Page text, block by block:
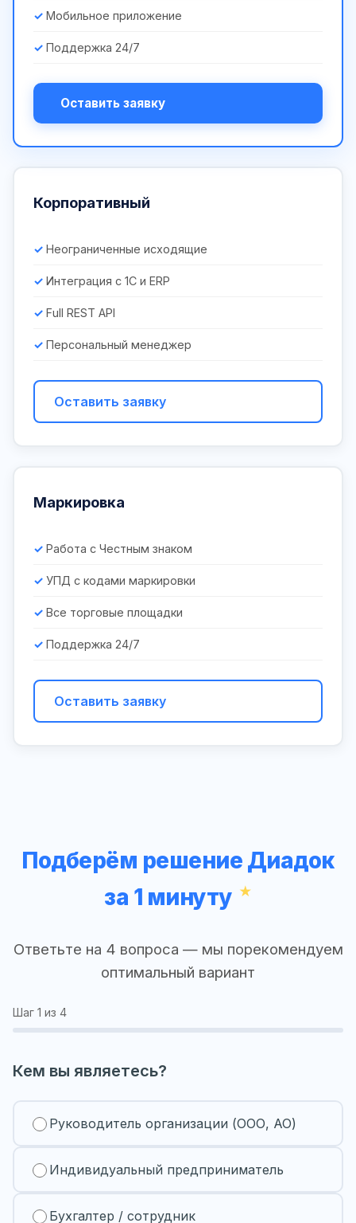
Мобильное приложение
Поддержка 24/7
Оставить заявку
Корпоративный
Неограниченные исходящие
Интеграция с 1С и ERP
Full REST API
Персональный менеджер
Оставить заявку
Маркировка
Работа с Честным знаком
УПД с кодами маркировки
Все торговые площадки
Поддержка 24/7
Оставить заявку
Подберём решение Диадок
за 1 минуту
Ответьте на 4 вопроса — мы порекомендуем
оптимальный вариант
Шаг 1 из 4
Кем вы являетесь?
Руководитель организации (ООО, АО)
Индивидуальный предприниматель
Бухгалтер / сотрудник